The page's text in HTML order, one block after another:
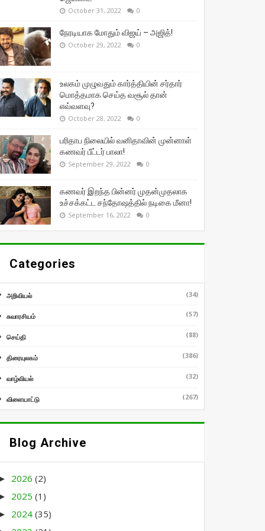
October 31, 2022 0
நேரடியாக மோதும் விஜய் – அஜித்!
October 29, 2022 0
உலகம் முழுவதும் கார்த்தியின் சர்தார்
மொத்தமாக செய்த வசூல் தான்
எவ்வளவு?
October 28, 2022 0
பரிதாப நிலையில் வனிதாவின் முன்னாள்
கணவர் பீட்டர் பாலா!
September 29, 2022 0
கணவர் இறந்த பின்னர் முதன்முதலாக
உச்சக்கட்ட சந்தோஷத்தில் நடிகை மீனா!
September 16, 2022 0
Categories
அறிவியல் (34)
சுவாரசியம் (57)
செய்தி (88)
திரையுலகம் (386)
வாழ்வியல் (32)
விளையாட்டு (267)
Blog Archive
► 2026(2)
► 2025(1)
► 2024(35)